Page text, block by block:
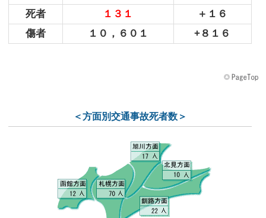
死者
１３１
＋１６
傷者
１０，６０１ +８１６
＜方面別交通事故死者数＞